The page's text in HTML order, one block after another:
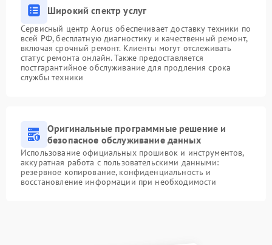
Широкий спектр услуг
Сервисный центр Aorus обеспечивает доставку техники по
всей РФ, бесплатную диагностику и качественный ремонт,
включая срочный ремонт. Клиенты могут отслеживать
статус ремонта онлайн. Также предоставляется
постгарантийное обслуживание для продления срока
службы техники
Оригинальные программные решение и
безопасное обслуживание данных
Использование официальных прошивок и инструментов,
аккуратная работа с пользовательскими данными:
резервное копирование, конфиденциальность и
восстановление информации при необходимости